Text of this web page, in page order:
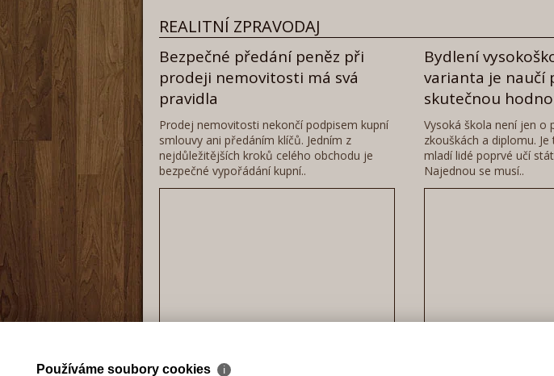
REALITNÍ ZPRAVODAJ
Bezpečné předání peněz při
prodeji nemovitosti má svá
pravidla
Prodej nemovitosti nekončí podpisem kupní
smlouvy ani předáním klíčů. Jedním z
nejdůležitějších kroků celého obchodu je
bezpečné vypořádání kupní..
Bydlení
varianta je naučí
skutečnou
Vysoká škola není jen o
zkouškách a diplomu.
mladí lidé poprvé učí
Najednou se musí..
Používáme soubory cookies ℹ